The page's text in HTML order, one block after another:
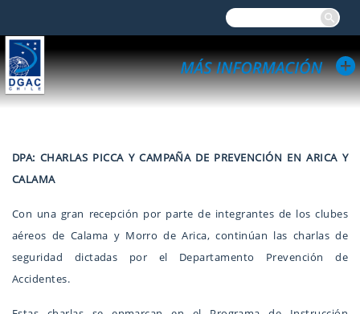
DPA: CHARLAS PICCA Y CAMPAÑA DE PREVENCIÓN EN ARICA Y
CALAMA
Con una gran recepción por parte de integrantes de los clubes
aéreos de Calama y Morro de Arica, continúan las charlas de
seguridad dictadas por el Departamento Prevención de
Accidentes.